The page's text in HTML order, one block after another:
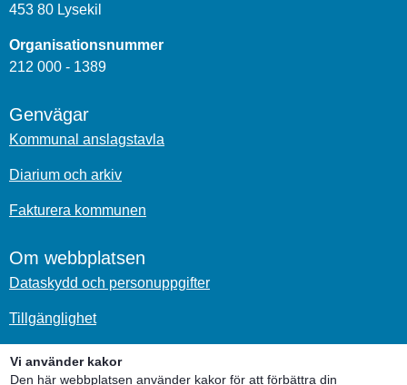
Vi använder kakor
Den här webbplatsen använder kakor för att förbättra din
453 80 Lysekil
Organisationsnummer
212 000 - 1389
Genvägar
Kommunal anslagstavla
Diarium och arkiv
Fakturera kommunen
Om webbplatsen
Dataskydd och personuppgifter
Tillgänglighet
Om kakor